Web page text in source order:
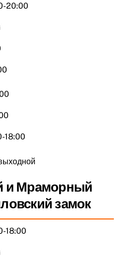
20:00
18:00
и Мраморный
замок
18:00